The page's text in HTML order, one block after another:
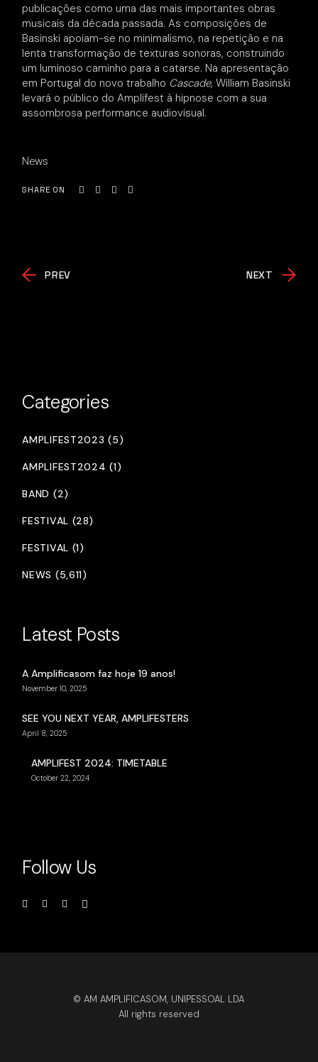
publicações como uma das mais importantes obras
musicais da década passada. As composições de
Basinski apoiam-se no minimalismo, na repetição e na
lenta transformação de texturas sonoras, construindo
um luminoso caminho para a catarse. Na apresentação
em Portugal do novo trabalho Cascade, William Basinski
levará o público do Amplifest à hipnose com a sua
assombrosa performance audiovisual.
News
SHARE ON
PREV NEXT
Categories
AMPLIFEST2023 (5)
AMPLIFEST2024 (1)
BAND (2)
FESTIVAL (28)
FESTIVAL (1)
NEWS (5,611)
Latest Posts
A Amplificasom faz hoje 19 anos!
November 10, 2025
SEE YOU NEXT YEAR, AMPLIFESTERS
April 8, 2025
AMPLIFEST 2024: TIMETABLE
October 22, 2024
Follow Us
© AM AMPLIFICASOM, UNIPESSOAL LDA
All rights reserved